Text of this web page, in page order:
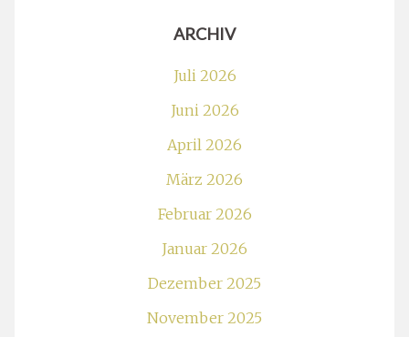
ARCHIV
Juli 2026
Juni 2026
April 2026
März 2026
Februar 2026
Januar 2026
Dezember 2025
November 2025